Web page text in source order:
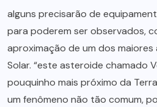
alguns precisarão de
para poderem ser observados,
aproximação de um dos
Solar. “este asteroide chamado
pouquinho mais próximo da
um fenômeno não tão comum,